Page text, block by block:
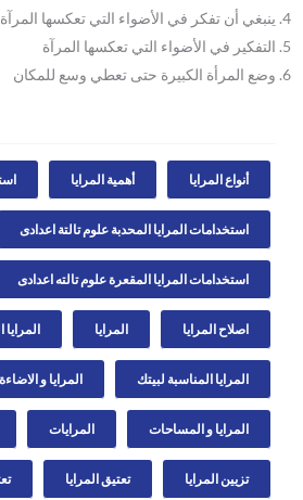
ينبغي أن تفكر في الأضواء التي تعكسها المرآة
التفكير في الأضواء التي تعكسها المرآة
وضع المرأة الكبيرة حتى تعطي وسع للمكان
أنواع المرايا أهمية المرايا
استخدامات المرايا المحدبة علوم تالتة اعدادى
استخدامات المرايا المقعرة علوم تالته اعدادى
اصلاح المرايا المرايا المرايا
المرايا المناسبة لبيتك المرايا و الاضاءة
المرايا و المساحات المرايات
تزيين المرايا تعتيق المرايا